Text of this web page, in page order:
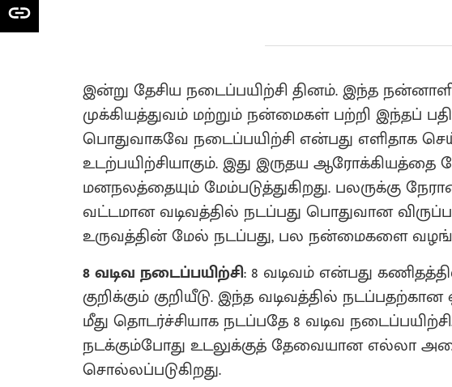
இன்று தேசிய நடைப்பயிற்சி தினம். இந்த
முக்கியத்துவம் மற்றும் நன்மைகள் பற்றி இந்தப்
பொதுவாகவே நடைப்பயிற்சி என்பது எளிதாக
உடற்பயிற்சியாகும். இது இருதய ஆரோக்கியத்தை
மனநலத்தையும் மேம்படுத்துகிறது. பலருக்கு
வட்டமான வடிவத்தில் நடப்பது பொதுவான
உருவத்தின் மேல் நடப்பது, பல நன்மைகளை
8 வடிவ நடைப்பயிற்சி: 8 வடிவம் என்பது
குறிக்கும் குறியீடு. இந்த வடிவத்தில்
மீது தொடர்ச்சியாக நடப்பதே 8 வடிவ
நடக்கும்போது உடலுக்குத் தேவையான எல்லா
சொல்லப்படுகிறது.